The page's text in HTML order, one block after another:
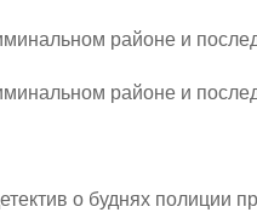
о буднях полиции